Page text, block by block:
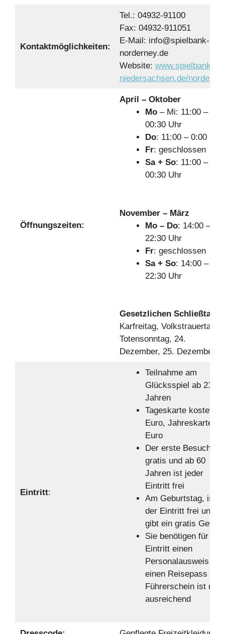
Kontaktmöglichkeiten:
Tel.: 04932-91100
Fax: 04932-911051
E-Mail: info@spielbank-
norderney.de
Website: www.spielbanken-
niedersachsen.de/
Öffnungszeiten:
April – Oktober
Mo– Mi: 11:00 –
00:30 Uhr
Do: 11:00 – 0:00 Uhr
Fr: geschlossen
Sa + So: 11:00 –
00:30 Uhr
November – März
Mo – Do: 14:00 –
22:30 Uhr
Fr: geschlossen
Sa + So: 14:00 –
22:30 Uhr
Gesetzlichen Schließtage
Karfreitag, Volkstrauertag,
Totensonntag, 24.
Dezember, 25. Dezember
Eintritt:
Teilnahme am
Glücksspiel ab 21
Jahren
Tageskarte kostet 2
Euro, Jahreskarte 75
Euro
Der erste Besuch ist
gratis und ab 60
Jahren ist jeder
Eintritt frei
Am Geburtstag, ist
der Eintritt frei und
gibt ein gratis
Sie benötigen für den
Eintritt einen
Personalausweis
einen Reisepass /
Führerschein ist
ausreichend